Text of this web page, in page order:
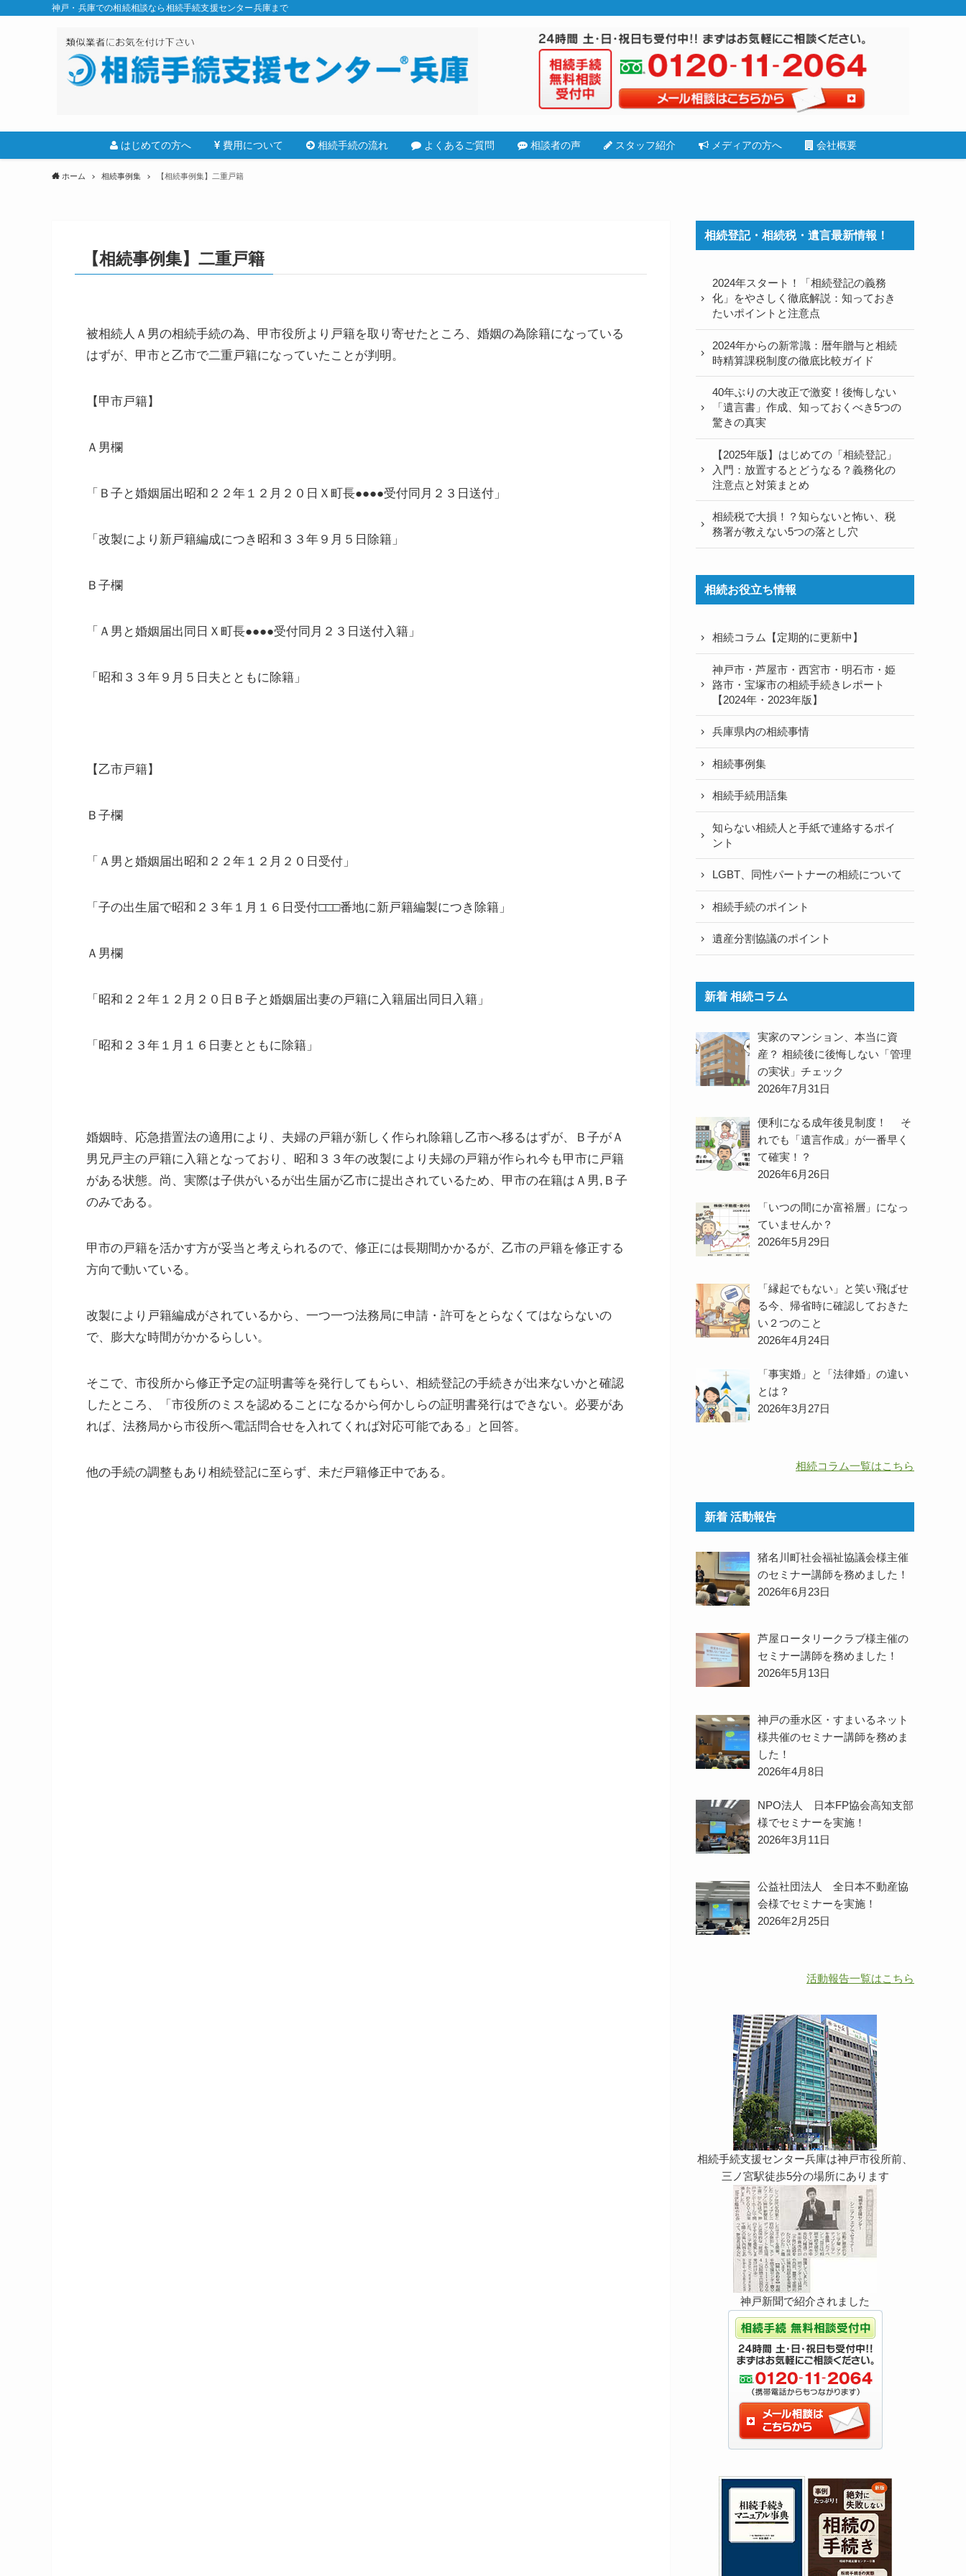
神戸・兵庫での相続相談なら相続手続支援センター兵庫まで
はじめての方へ 費用について 相続手続の流れ よくあるご質問 相談者の声 スタッフ紹介 メディアの方へ 会社概要
ホーム 相続事例集 【相続事例集】二重戸籍
【相続事例集】二重戸籍
被相続人Ａ男の相続手続の為、甲市役所より戸籍を取り寄せたところ、婚姻の為除籍になっている
はずが、甲市と乙市で二重戸籍になっていたことが判明。
【甲市戸籍】
Ａ男欄
「Ｂ子と婚姻届出昭和２２年１２月２０日Ｘ町長●●●●受付同月２３日送付」
「改製により新戸籍編成につき昭和３３年９月５日除籍」
Ｂ子欄
「Ａ男と婚姻届出同日Ｘ町長●●●●受付同月２３日送付入籍」
「昭和３３年９月５日夫とともに除籍」
【乙市戸籍】
Ｂ子欄
「Ａ男と婚姻届出昭和２２年１２月２０日受付」
「子の出生届で昭和２３年１月１６日受付□□□番地に新戸籍編製につき除籍」
Ａ男欄
「昭和２２年１２月２０日Ｂ子と婚姻届出妻の戸籍に入籍届出同日入籍」
「昭和２３年１月１６日妻とともに除籍」
婚姻時、応急措置法の適用により、夫婦の戸籍が新しく作られ除籍し乙市へ移るはずが、Ｂ子がＡ
男兄戸主の戸籍に入籍となっており、昭和３３年の改製により夫婦の戸籍が作られ今も甲市に戸籍
がある状態。尚、実際は子供がいるが出生届が乙市に提出されているため、甲市の在籍はＡ男,Ｂ子
のみである。
甲市の戸籍を活かす方が妥当と考えられるので、修正には長期間かかるが、乙市の戸籍を修正する
方向で動いている。
改製により戸籍編成がされているから、一つ一つ法務局に申請・許可をとらなくてはならないの
で、膨大な時間がかかるらしい。
そこで、市役所から修正予定の証明書等を発行してもらい、相続登記の手続きが出来ないかと確認
したところ、「市役所のミスを認めることになるから何かしらの証明書発行はできない。必要があ
れば、法務局から市役所へ電話問合せを入れてくれば対応可能である」と回答。
他の手続の調整もあり相続登記に至らず、未だ戸籍修正中である。
相続登記・相続税・遺言最新情報！
2024年スタート！「相続登記の義務
化」をやさしく徹底解説：知っておき
たいポイントと注意点
2024年からの新常識：暦年贈与と相続
時精算課税制度の徹底比較ガイド
40年ぶりの大改正で激変！後悔しない
「遺言書」作成、知っておくべき5つの
驚きの真実
【2025年版】はじめての「相続登記」
入門：放置するとどうなる？義務化の
注意点と対策まとめ
相続税で大損！？知らないと怖い、税
務署が教えない5つの落とし穴
相続お役立ち情報
相続コラム【定期的に更新中】
神戸市・芦屋市・西宮市・明石市・姫
路市・宝塚市の相続手続きレポート
【2024年・2023年版】
兵庫県内の相続事情
相続事例集
相続手続用語集
知らない相続人と手紙で連絡するポイ
ント
LGBT、同性パートナーの相続について
相続手続のポイント
遺産分割協議のポイント
新着 相続コラム
実家のマンション、本当に資
産？ 相続後に後悔しない「管理
の実状」チェック
2026年7月31日
便利になる成年後見制度！ そ
れでも「遺言作成」が一番早く
て確実！？
2026年6月26日
「いつの間にか富裕層」になっ
ていませんか？
2026年5月29日
「縁起でもない」と笑い飛ばせ
る今、帰省時に確認しておきた
い２つのこと
2026年4月24日
「事実婚」と「法律婚」の違い
とは？
2026年3月27日
相続コラム一覧はこちら
新着 活動報告
猪名川町社会福祉協議会様主催
のセミナー講師を務めました！
2026年6月23日
芦屋ロータリークラブ様主催の
セミナー講師を務めました！
2026年5月13日
神戸の垂水区・すまいるネット
様共催のセミナー講師を務めま
した！
2026年4月8日
NPO法人 日本FP協会高知支部
様でセミナーを実施！
2026年3月11日
公益社団法人 全日本不動産協
会様でセミナーを実施！
2026年2月25日
活動報告一覧はこちら
相続手続支援センター兵庫は神戸市役所前、
三ノ宮駅徒歩5分の場所にあります
神戸新聞で紹介されました